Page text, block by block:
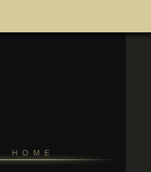
HOME